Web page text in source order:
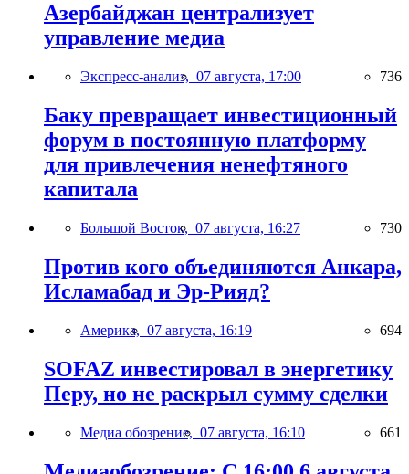
Азербайджан централизует
управление медиа
Экспресс-анализ, 07 августа, 17:00 736
Баку превращает инвестиционный
форум в постоянную платформу
для привлечения ненефтяного
капитала
Большой Восток, 07 августа, 16:27 730
Против кого объединяются Анкара,
Исламабад и Эр-Рияд?
Америка, 07 августа, 16:19 694
SOFAZ инвестировал в энергетику
Перу, но не раскрыл сумму сделки
Медиа обозрение, 07 августа, 16:10 661